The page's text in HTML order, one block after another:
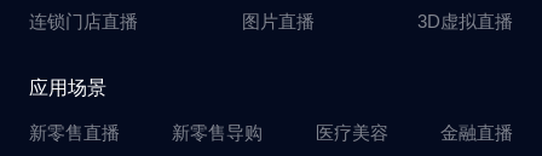
连锁门店直播 图片直播 3D虚拟直播
应用场景
新零售直播 新零售导购 医疗美容 金融直播